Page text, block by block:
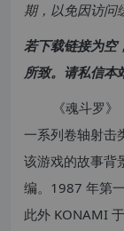
期，以免因访问
若下载链接为空
所致。请私信本
《魂斗罗
一系列卷轴射击
该游戏的故事背
编。1987 年第
此外 KONAMI